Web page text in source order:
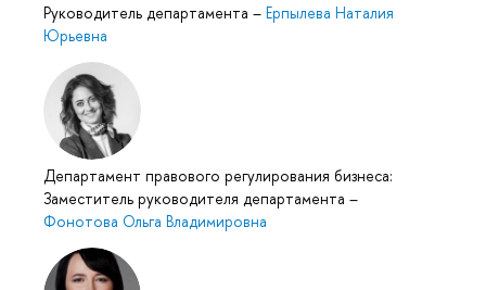
Руководитель департамента – Ерпылева Наталия
Юрьевна
Департамент правового регулирования бизнеса:
Заместитель руководителя департамента –
Фонотова Ольга Владимировна